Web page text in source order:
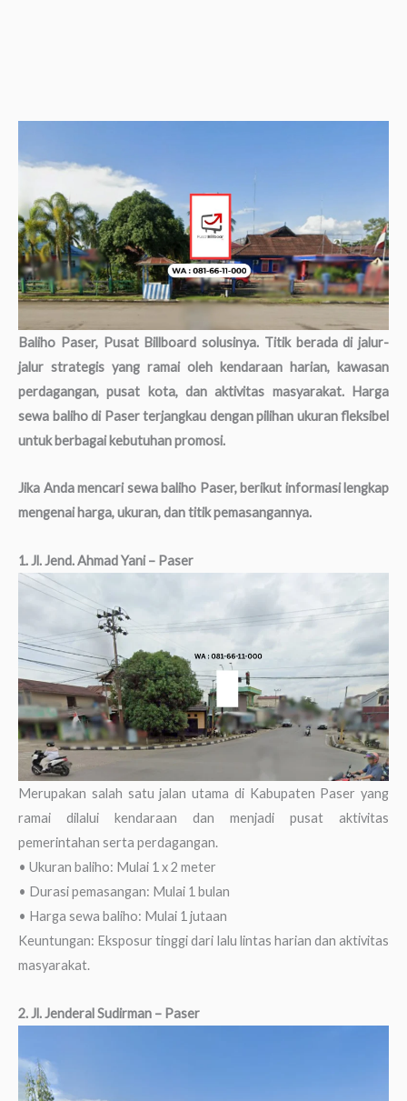
Baliho Paser, Pusat Billboard solusinya. Titik berada di jalur-
jalur strategis yang ramai oleh kendaraan harian, kawasan
perdagangan, pusat kota, dan aktivitas masyarakat. Harga
sewa baliho di Paser terjangkau dengan pilihan ukuran fleksibel
untuk berbagai kebutuhan promosi.
Jika Anda mencari sewa baliho Paser, berikut informasi lengkap
mengenai harga, ukuran, dan titik pemasangannya.
1. Jl. Jend. Ahmad Yani – Paser
Merupakan salah satu jalan utama di Kabupaten Paser yang
ramai dilalui kendaraan dan menjadi pusat aktivitas
pemerintahan serta perdagangan.
• Ukuran baliho: Mulai 1 x 2 meter
• Durasi pemasangan: Mulai 1 bulan
• Harga sewa baliho: Mulai 1 jutaan
Keuntungan: Eksposur tinggi dari lalu lintas harian dan aktivitas
masyarakat.
2. Jl. Jenderal Sudirman – Paser